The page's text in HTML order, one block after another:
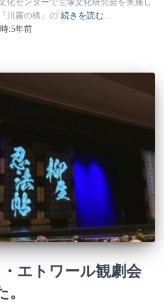
化センターで宝塚文化研究会を実施し
川霧の橋』の 続きを読む…
:5年前
エトワール観劇会